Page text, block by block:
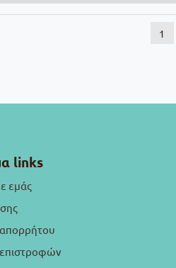
1
links
εμάς
απορρήτου
επιστροφών